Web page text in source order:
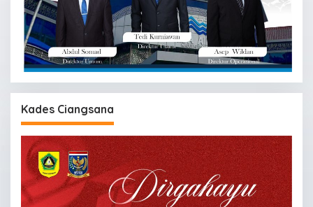
Kades Ciangsana